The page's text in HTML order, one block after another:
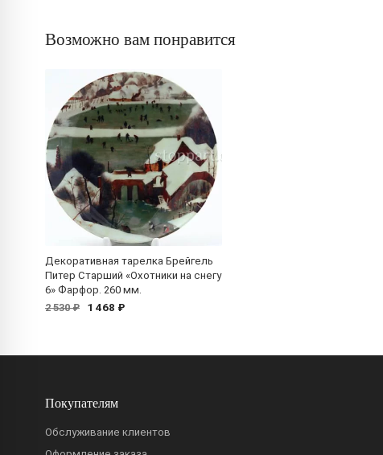
Возможно вам понравится
Декоративная тарелка Брейгель
Питер Старший «Охотники на снегу
6» Фарфор. 260 мм.
2 530 ₽
1 468 ₽
Покупателям
Обслуживание клиентов